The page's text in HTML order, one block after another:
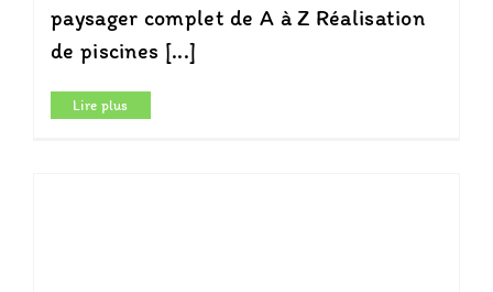
paysager complet de A à Z Réalisation
de piscines [...]
Lire plus